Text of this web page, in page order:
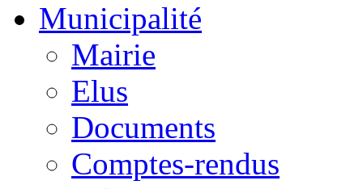
Municipalité
Mairie
Elus
Documents
Comptes-rendus